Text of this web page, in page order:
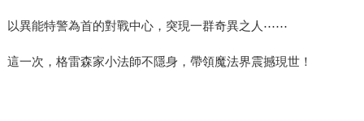
以異能特警為首的對戰中心，突現一群奇異之人⋯⋯
這一次，格雷森家小法師不隱身，帶領魔法界震撼現世！